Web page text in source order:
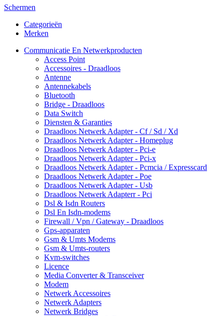
Schermen
Categorieën
Merken
Communicatie En Netwerkproducten
Access Point
Accessoires - Draadloos
Antenne
Antennekabels
Bluetooth
Bridge - Draadloos
Data Switch
Diensten & Garanties
Draadloos Netwerk Adapter - Cf / Sd / Xd
Draadloos Netwerk Adapter - Homeplug
Draadloos Netwerk Adapter - Pci-e
Draadloos Netwerk Adapter - Pci-x
Draadloos Netwerk Adapter - Pcmcia / Expresscard
Draadloos Netwerk Adapter - Poe
Draadloos Netwerk Adapter - Usb
Draadloos Netwerk Adapterr - Pci
Dsl & Isdn Routers
Dsl En Isdn-modems
Firewall / Vpn / Gateway - Draadloos
Gps-apparaten
Gsm & Umts Modems
Gsm & Umts-routers
Kvm-switches
Licence
Media Converter & Transceiver
Modem
Netwerk Accessoires
Netwerk Adapters
Netwerk Bridges